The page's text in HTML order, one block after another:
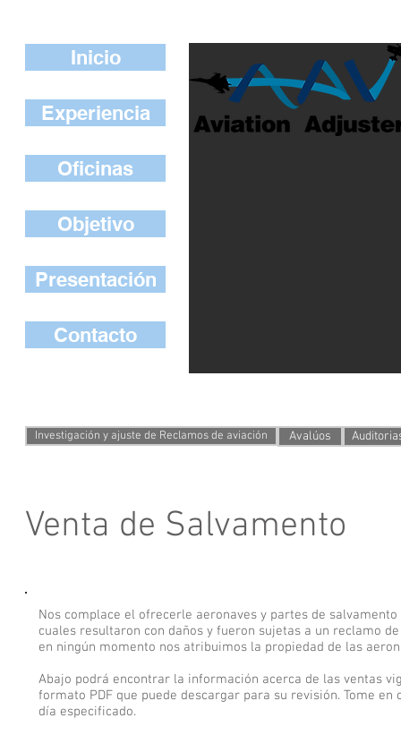
Inicio
Experiencia
Oficinas
Objetivo
Presentación
Contacto
Investigación y ajuste de Reclamos de aviación Avalúos
Venta de Salvamento
Nos complace el ofrecerle aeronaves y partes de
cuales resultaron con daños y fueron sujetas a un reclamo
en ningún momento nos atribuimos la propiedad de las
Abajo podrá encontrar la información acerca de las ventas
formato PDF que puede descargar para su revisión. Tome
día especificado.